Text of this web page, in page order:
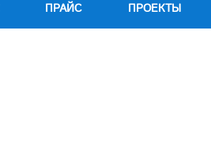
ПРАЙС ПРОЕКТЫ